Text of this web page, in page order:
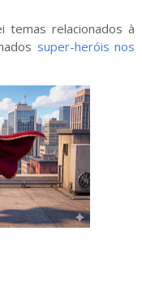
temas relacionados à
super-heróis nos